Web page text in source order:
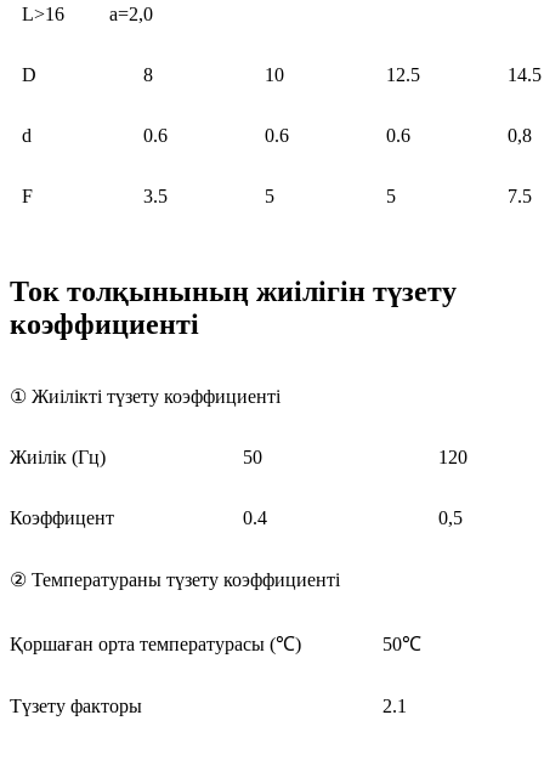
L>16 a=2,0
D 8 10 12.5 14.5
d 0.6 0.6 0.6 0,8
F 3.5 5 5 7.5
Ток толқынының жиілігін түзету
коэффициенті
① Жиілікті түзету коэффициенті
Жиілік (Гц) 50 120
Коэффицент 0.4 0,5
② Температураны түзету коэффициенті
Қоршаған орта температурасы (℃) 50℃
Түзету факторы 2.1